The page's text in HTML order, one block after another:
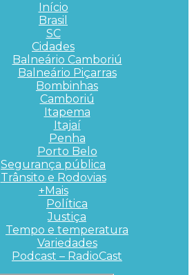
Início
Brasil
SC
Cidades
Balneário Camboriú
Balneário Piçarras
Bombinhas
Camboriú
Itapema
Itajaí
Penha
Porto Belo
Segurança pública
Trânsito e Rodovias
+Mais
Política
Justiça
Tempo e temperatura
Variedades
Podcast – RadioCast